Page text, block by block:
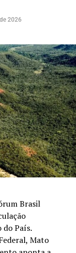
2026
Brasil
País.
Mato